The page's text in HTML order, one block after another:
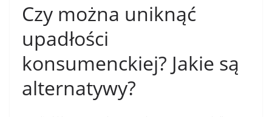
Czy można uniknąć
upadłości
konsumenckiej? Jakie są
alternatywy?